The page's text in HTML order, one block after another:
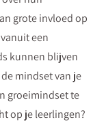
grote invloed op
een
kunnen blijven
mindset van je
groeimindset te
op je leerlingen?